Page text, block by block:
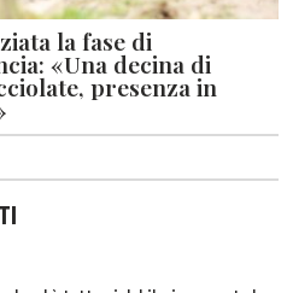
la fase di
«Una decina di
presenza in